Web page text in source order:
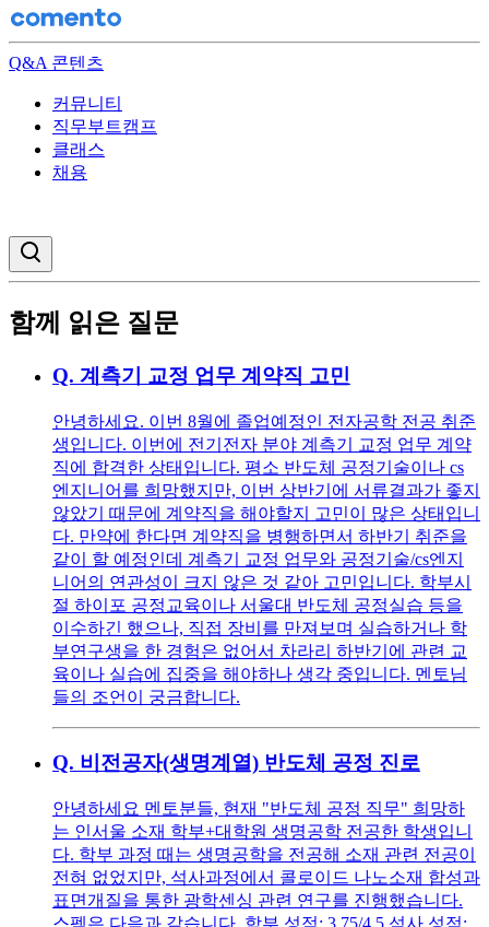
Q&A 콘텐츠
커뮤니티
직무부트캠프
클래스
채용
함께 읽은 질문
Q. 계측기 교정 업무 계약직 고민
안녕하세요. 이번 8월에 졸업예정인 전자공학 전공 취준
생입니다. 이번에 전기전자 분야 계측기 교정 업무 계약
직에 합격한 상태입니다. 평소 반도체 공정기술이나 cs
엔지니어를 희망했지만, 이번 상반기에 서류결과가 좋지
않았기 때문에 계약직을 해야할지 고민이 많은 상태입니
다. 만약에 한다면 계약직을 병행하면서 하반기 취준을
같이 할 예정인데 계측기 교정 업무와 공정기술/cs엔지
니어의 연관성이 크지 않은 것 같아 고민입니다. 학부시
절 하이포 공정교육이나 서울대 반도체 공정실습 등을
이수하긴 했으나, 직접 장비를 만져보며 실습하거나 학
부연구생을 한 경험은 없어서 차라리 하반기에 관련 교
육이나 실습에 집중을 해야하나 생각 중입니다. 멘토님
들의 조언이 궁금합니다.
Q. 비전공자(생명계열) 반도체 공정 진로
안녕하세요 멘토분들, 현재 "반도체 공정 직무" 희망하
는 인서울 소재 학부+대학원 생명공학 전공한 학생입니
다. 학부 과정 때는 생명공학을 전공해 소재 관련 전공이
전혀 없었지만, 석사과정에서 콜로이드 나노소재 합성과
표면개질을 통한 광학센싱 관련 연구를 진행했습니다.
스펙은 다음과 같습니다. 학부 성적: 3.75/4.5 석사 성적: